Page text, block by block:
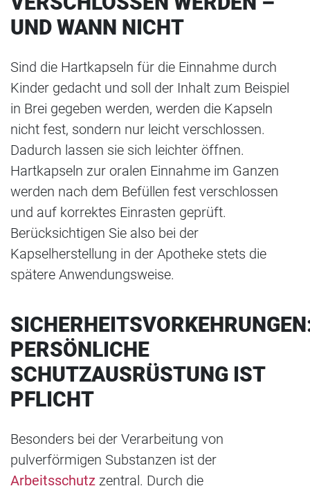
UND WANN NICHT
Sind die Hartkapseln für die Einnahme durch
Kinder gedacht und soll der Inhalt zum Beispiel
in Brei gegeben werden, werden die Kapseln
nicht fest, sondern nur leicht verschlossen.
Dadurch lassen sie sich leichter öffnen.
Hartkapseln zur oralen Einnahme im Ganzen
werden nach dem Befüllen fest verschlossen
und auf korrektes Einrasten geprüft.
Berücksichtigen Sie also bei der
Kapselherstellung in der Apotheke stets die
spätere Anwendungsweise.
PERSÖNLICHE
SCHUTZAUSRÜSTUNG IST
PFLICHT
Besonders bei der Verarbeitung von
pulverförmigen Substanzen ist der
Arbeitsschutz zentral. Durch die